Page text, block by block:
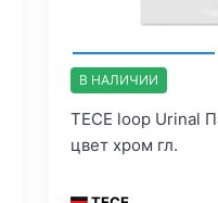
В НАЛИЧИИ
TECE loop Urinal
цвет хром гл.